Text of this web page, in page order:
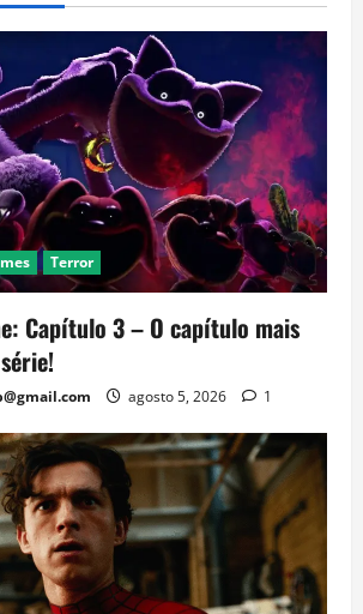
Terror
Capítulo 3 – O capítulo mais
agosto 5, 2026 1